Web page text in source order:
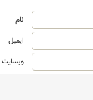
نام
ایمیل
وبسایت